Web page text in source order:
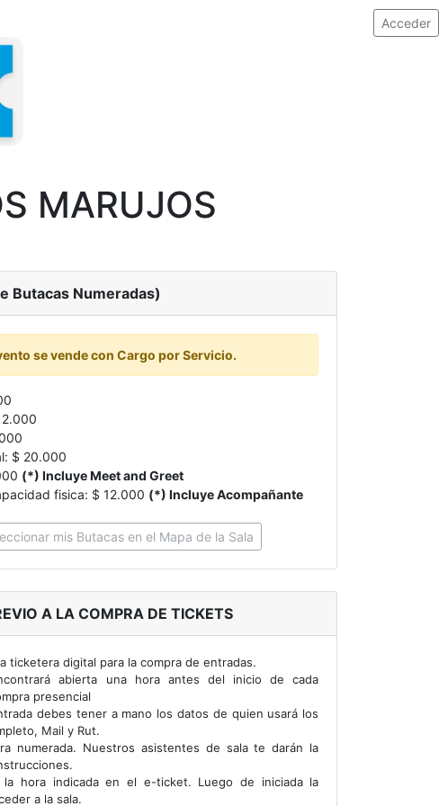
Acceder
MARUJOS
Butacas Numeradas)
se vende con Cargo por Servicio.
$ 20.000
(*) Incluye Meet and Greet
fisica: $ 12.000 (*) Incluye Acompañante
mis Butacas en el Mapa de la Sala
A LA COMPRA DE TICKETS
ticketera digital para la compra de entradas.
abierta una hora antes del inicio de cada
presencial
debes tener a mano los datos de quien usará los
Mail y Rut.
numerada. Nuestros asistentes de sala te darán la
hora indicada en el e-ticket. Luego de iniciada la
a la sala.